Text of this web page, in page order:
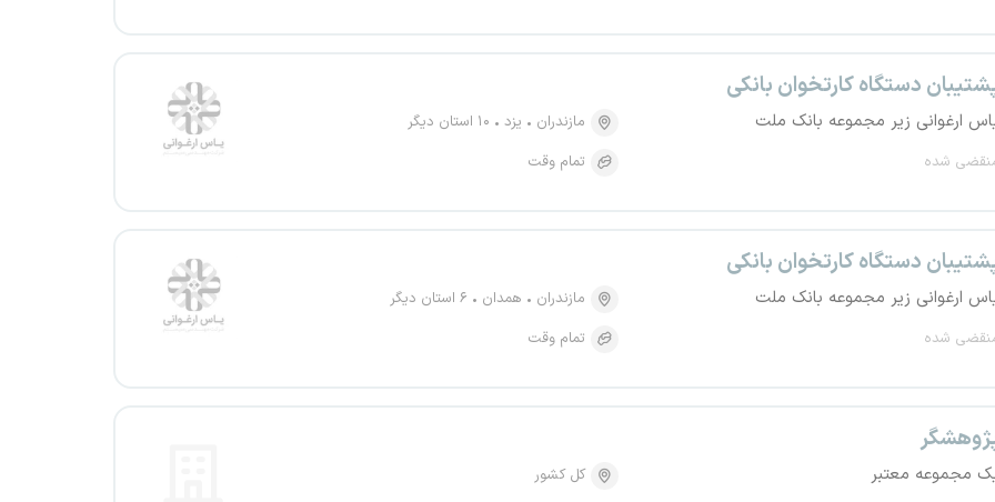
دستگاه کارتخوان بانکی
ارغوانی زیر مجموعه بانک ملت
شده
مازندران یزد
۱۰ استان دیگر
تمام وقت
دستگاه کارتخوان بانکی
ارغوانی زیر مجموعه بانک ملت
شده
مازندران همدان
۶ استان دیگر
تمام وقت
مجموعه معتبر
کل کشور